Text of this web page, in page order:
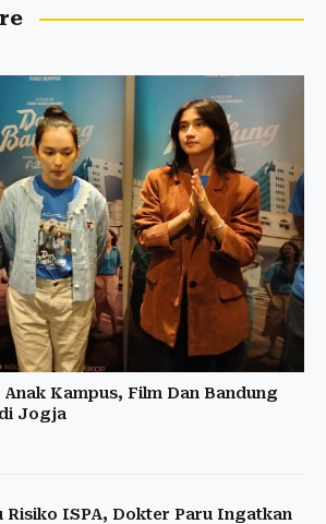
Kampus, Film Dan Bandung
Jogja
Risiko ISPA, Dokter Paru Ingatkan